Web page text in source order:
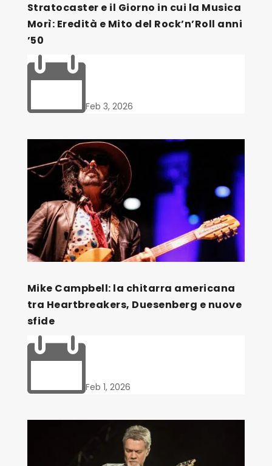
Stratocaster e il Giorno in cui la Musica
Morì: Eredità e Mito del Rock’n’Roll anni
’50
Feb 3, 2026
Mike Campbell: la chitarra americana
tra Heartbreakers, Duesenberg e nuove
sfide
Feb 1, 2026